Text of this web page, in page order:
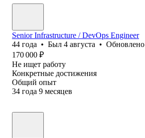
Senior Infrastructure / DevOps Engineer
44 года • Был 4 августа • Обновлено
170 000 ₽
Не ищет работу
Конкретные достижения
Общий опыт
34 года 9 месяцев